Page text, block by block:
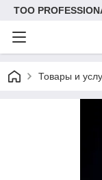
ТОО
Товары и